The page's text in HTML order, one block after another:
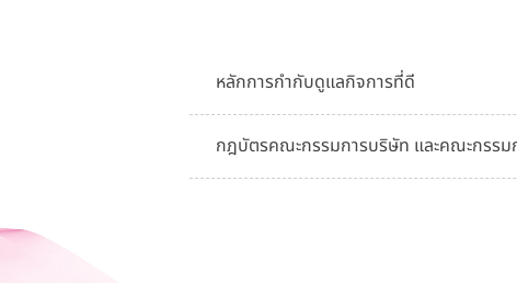
หลักการกำกับดูแลกิจการที่ดี
กฎบัตรคณะกรรมการบริษัท และคณะกรรม